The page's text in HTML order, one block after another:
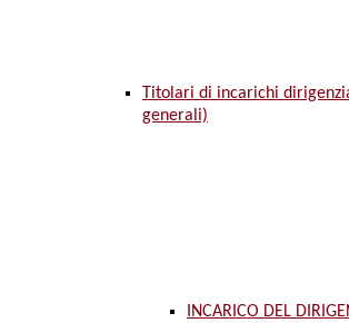
Titolari di incarichi
generali)
INCARICO DEL